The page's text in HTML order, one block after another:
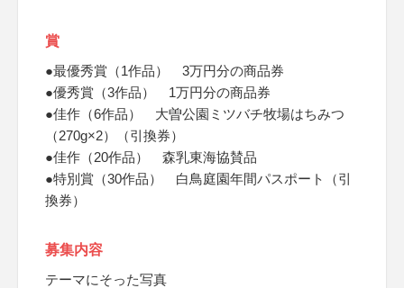
賞
●最優秀賞（1作品） 3万円分の商品券
●優秀賞（3作品） 1万円分の商品券
●佳作（6作品） 大曽公園ミツバチ牧場はちみつ
（270g×2）（引換券）
●佳作（20作品） 森乳東海協賛品
●特別賞（30作品） 白鳥庭園年間パスポート（引
換券）
募集内容
テーマにそった写真